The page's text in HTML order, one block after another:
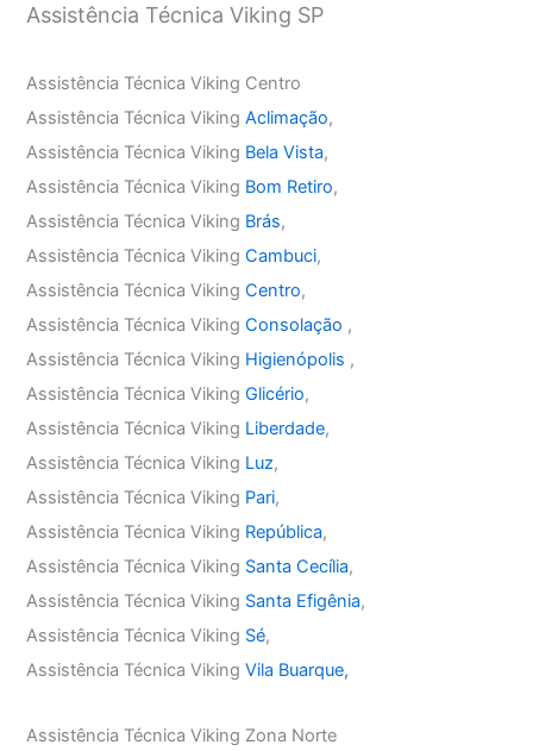
Assistência Técnica Viking SP
Assistência Técnica Viking Centro
Assistência Técnica VikingAclimação,
Assistência Técnica Viking Bela Vista,
Assistência Técnica Viking Bom Retiro,
Assistência Técnica Viking Brás,
Assistência Técnica VikingCambuci,
Assistência Técnica VikingCentro,
Assistência Técnica VikingConsolação ,
Assistência Técnica Viking Higienópolis ,
Assistência Técnica VikingGlicério,
Assistência Técnica Viking Liberdade,
Assistência Técnica Viking Luz,
Assistência Técnica Viking Pari,
Assistência Técnica Viking República,
Assistência Técnica Viking Santa Cecília,
Assistência Técnica Viking Santa Efigênia,
Assistência Técnica Viking Sé,
Assistência Técnica VikingVila Buarque,
Assistência Técnica Viking Zona Norte